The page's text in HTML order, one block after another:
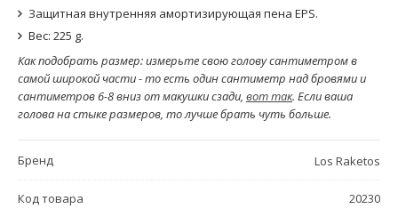
Защитная внутренняя амортизирующая пена EPS.
Вес: 225 g.
Как подобрать размер: измерьте свою голову сантиметром в
самой широкой части - то есть один сантиметр над бровями и
сантиметров 6-8 вниз от макушки сзади, вот так. Если ваша
голова на стыке размеров, то лучше брать чуть больше.
Бренд Los Raketos
Код товара 20230